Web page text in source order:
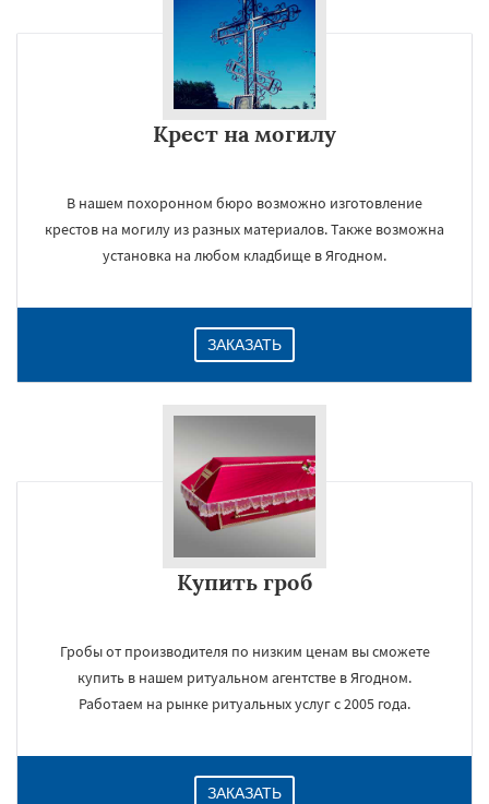
Крест на могилу
В нашем похоронном бюро возможно изготовление
крестов на могилу из разных материалов. Также возможна
установка на любом кладбище в Ягодном.
ЗАКАЗАТЬ
Купить гроб
Гробы от производителя по низким ценам вы сможете
купить в нашем ритуальном агентстве в Ягодном.
Работаем на рынке ритуальных услуг с 2005 года.
ЗАКАЗАТЬ